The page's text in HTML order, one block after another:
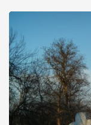
старовинний
збереглися,
мовою. За всіма
український.
роках Болган […]